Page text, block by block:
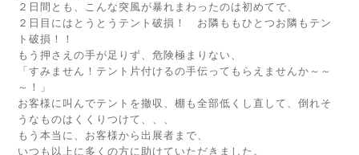
２日間とも、こんな突風が暴れまわったのは初めてで、
２日目にはとうとうテント破損！ お隣ももひとつお隣もテン
ト破損！！
もう押さえの手が足りず、危険極まりない、
「すみません！テント片付けるの手伝ってもらえませんか～～
～！」
お客様に叫んでテントを撤収、棚も全部低くし直して、倒れそ
うなものはくくりつけて、、、
もう本当に、お客様から出展者まで、
いつも以上に多くの方に助けていただきました。